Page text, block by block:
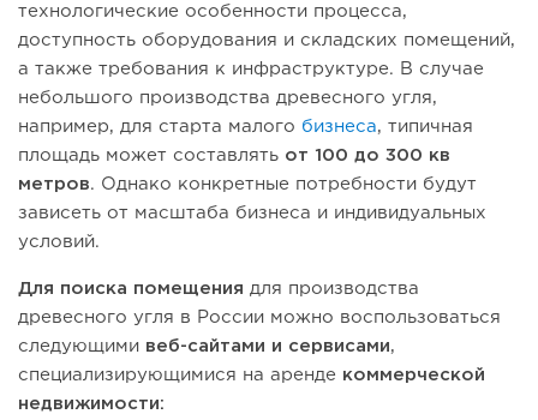
технологические особенности процесса,
доступность оборудования и складских помещений,
а также требования к инфраструктуре. В случае
небольшого производства древесного угля,
например, для старта малого бизнеса, типичная
площадь может составлять от 100 до 300 кв
метров. Однако конкретные потребности будут
зависеть от масштаба бизнеса и индивидуальных
условий.
Для поиска помещения для производства
древесного угля в России можно воспользоваться
следующими веб-сайтами и сервисами,
специализирующимися на аренде коммерческой
недвижимости: